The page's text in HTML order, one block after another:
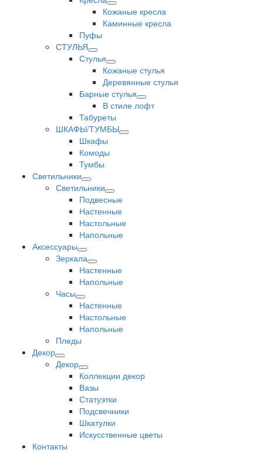
Кожаные кресла
Каминные кресла
Пуфы
СТУЛЬЯ
Стулья
Кожаные стулья
Деревянные стулья
Барные стулья
В стиле лофт
Табуреты
ШКАФЫ/ТУМБЫ
Шкафы
Комоды
Тумбы
Светильники
Светильники
Подвесные
Настенные
Настольные
Напольные
Аксессуары
Зеркала
Настенные
Напольные
Часы
Настенные
Настольные
Напольные
Пледы
Декор
Декор
Коллекции декор
Вазы
Статуэтки
Подсвечники
Шкатулки
Искусственные цветы
Контакты